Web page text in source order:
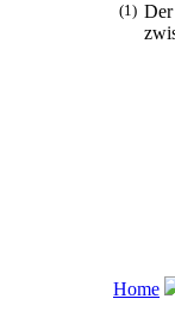
(1) Der
Home